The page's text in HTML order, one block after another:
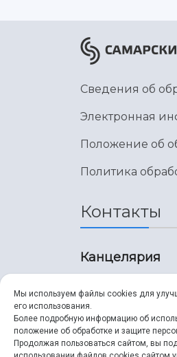
Сведения об
Электронная
Положение об
Политика
Контакты
Канцелярия
8 (846) 267-
ssau@ssau.ru
Мы используем файлы cookies для
его использования.
Более подробную информацию об
положение об обработке и защите
Продолжая пользоваться сайтом, вы